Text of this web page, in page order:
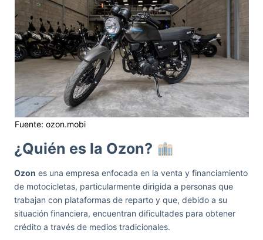
Fuente: ozon.mobi
¿Quién es la Ozon?
Ozon es una empresa enfocada en la venta y financiamiento
de motocicletas, particularmente dirigida a personas que
trabajan con plataformas de reparto y que, debido a su
situación financiera, encuentran dificultades para obtener
crédito a través de medios tradicionales.